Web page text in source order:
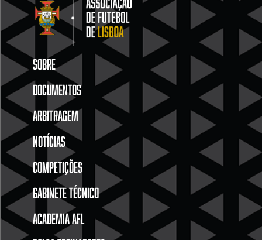
SOBRE
DOCUMENTOS
ARBITRAGEM
NOTÍCIAS
COMPETIÇÕES
GABINETE TÉCNICO
ACADEMIA AFL